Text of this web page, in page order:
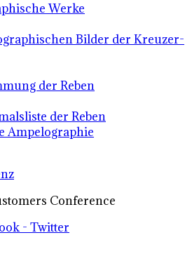
Werke
Bilder der Kreuzer-
der Reben
der Reben
Ampelographie
Conference
- Twitter